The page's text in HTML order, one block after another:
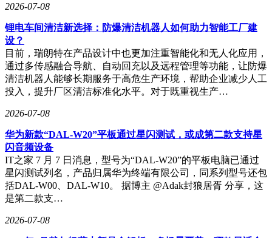
2026-07-08
锂电车间清洁新选择：防爆清洁机器人如何助力智能工厂建
设？
目前，瑞朗特在产品设计中也更加注重智能化和无人化应用，
通过多传感融合导航、自动回充以及远程管理等功能，让防爆
清洁机器人能够长期服务于高危生产环境，帮助企业减少人工
投入，提升厂区清洁标准化水平。对于既重视生产…
2026-07-08
华为新款“DAL-W20”平板通过星闪测试，或成第二款支持星
闪音频设备
IT之家 7 月 7 日消息，型号为“DAL-W20”的平板电脑已通过
星闪测试列名，产品归属华为终端有限公司，同系列型号还包
括DAL-W00、DAL-W10。 据博主 @Adak封狼居胥 分享，这
是第二款支…
2026-07-08